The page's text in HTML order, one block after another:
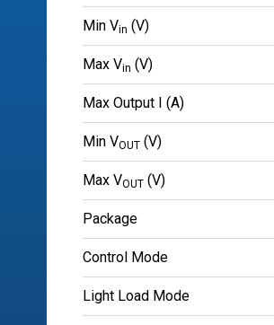
Min Vin (V)
Max Vin (V)
Max Output I (A)
Min VOUT (V)
Max VOUT (V)
Package
Control Mode
Light Load Mode